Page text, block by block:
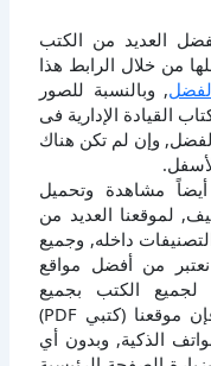
العديد من الكتب
من خلال الرابط هذا
, وبالنسبة للصور
القيادة الإدارية فى
وإن لم تكن هناك
مشاهدة وتحميل
لموقعنا العديد من
داخله, وجميع
كما وأننا نعتبر من أفضل مواقع
لجميع الكتب بجميع
تخصصاتها, وبالنسبة لتصفح الموقع, فإن موقعنا (كتبي PDF)
الذكية, وبدون أي